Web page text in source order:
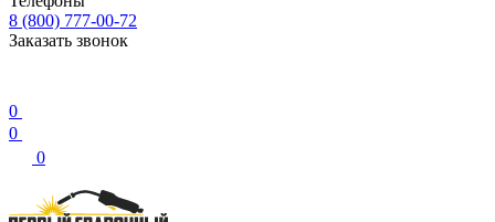
8 (800) 777-00-72
Заказать звонок
0
0
0